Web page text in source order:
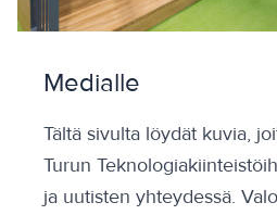
Medialle
Tältä sivulta löydät kuvia,
Turun
ja uutisten yhteydessä.